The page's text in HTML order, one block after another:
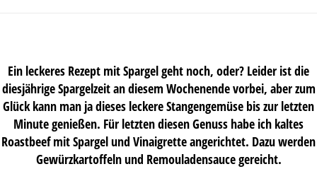
Ein leckeres Rezept mit Spargel geht noch, oder? Leider ist die
diesjährige Spargelzeit an diesem Wochenende vorbei, aber zum
Glück kann man ja dieses leckere Stangengemüse bis zur letzten
Minute genießen. Für letzten diesen Genuss habe ich kaltes
Roastbeef mit Spargel und Vinaigrette angerichtet. Dazu werden
Gewürzkartoffeln und Remouladensauce gereicht.